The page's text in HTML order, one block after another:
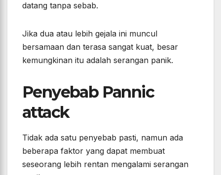
datang tanpa sebab.
Jika dua atau lebih gejala ini muncul
bersamaan dan terasa sangat kuat, besar
kemungkinan itu adalah serangan panik.
Penyebab Pannic
attack
Tidak ada satu penyebab pasti, namun ada
beberapa faktor yang dapat membuat
seseorang lebih rentan mengalami serangan